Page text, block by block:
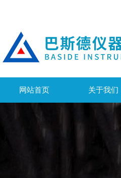
网站首页 关于我们